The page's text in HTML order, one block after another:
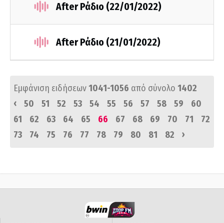
After Ράδιο (22/01/2022)
After Ράδιο (21/01/2022)
Εμφάνιση ειδήσεων1041-1056 από σύνολο 1402
‹
50 51 52 53 54 55 56 57 58 59
60
61
62 63 64 65 66 67 68 69 70 71
72
73
74 75 76 77 78 79 80 81 82 ›